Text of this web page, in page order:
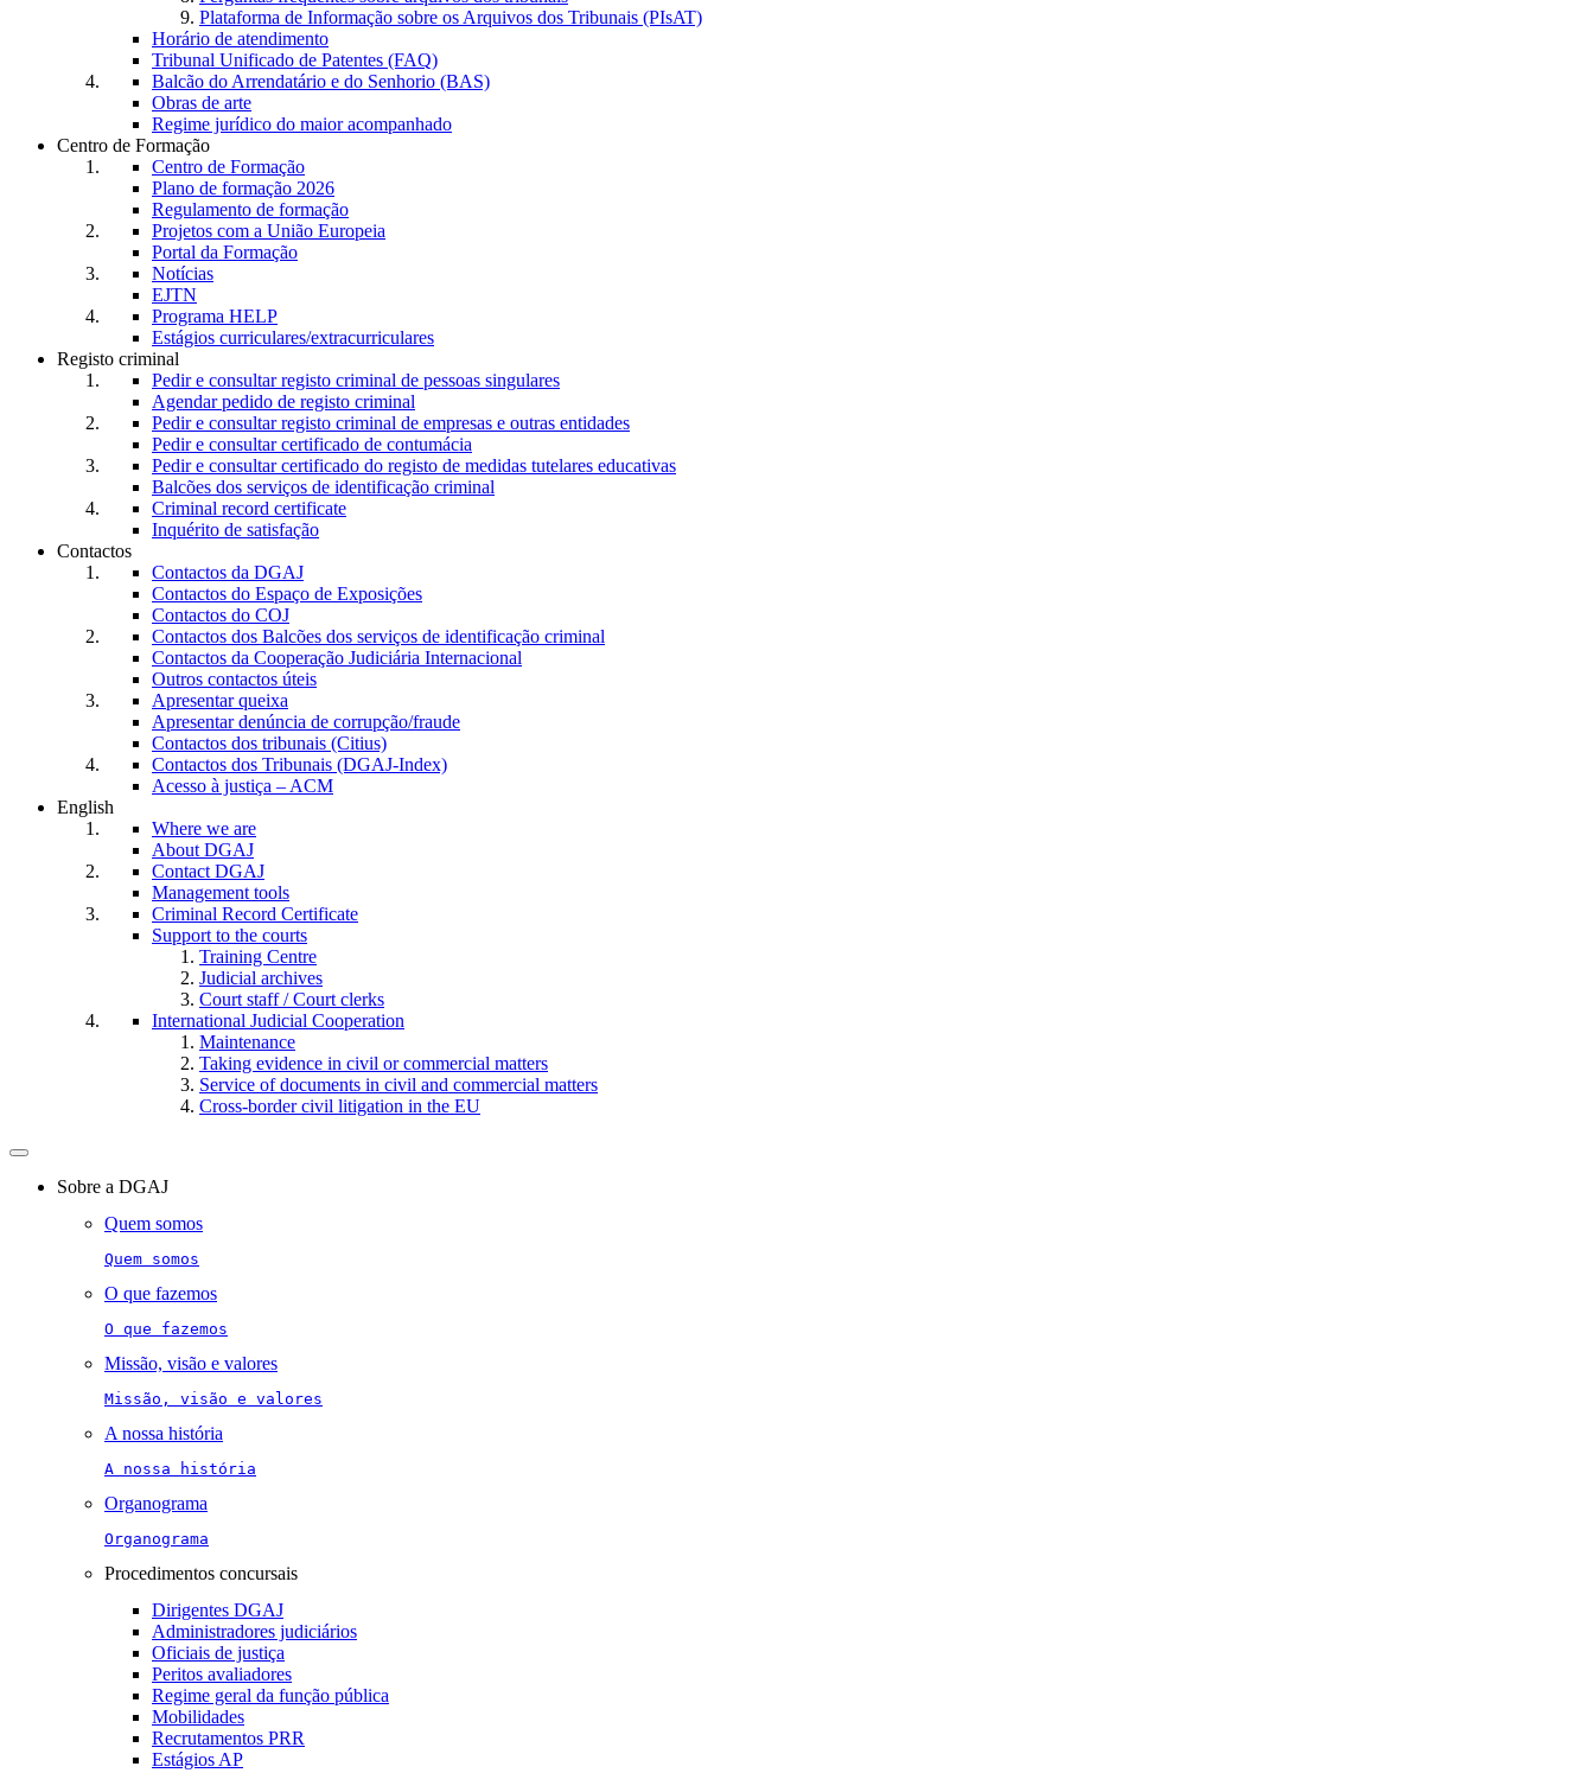
Plataforma de Informação sobre os Arquivos dos Tribunais (PIsAT)
Horário de atendimento
Tribunal Unificado de Patentes (FAQ)
Balcão do Arrendatário e do Senhorio (BAS)
Obras de arte
Regime jurídico do maior acompanhado
Centro de Formação
Centro de Formação
Plano de formação 2026
Regulamento de formação
Projetos com a União Europeia
Portal da Formação
Notícias
EJTN
Programa HELP
Estágios curriculares/extracurriculares
Registo criminal
Pedir e consultar registo criminal de pessoas singulares
Agendar pedido de registo criminal
Pedir e consultar registo criminal de empresas e outras entidades
Pedir e consultar certificado de contumácia
Pedir e consultar certificado do registo de medidas tutelares educativas
Balcões dos serviços de identificação criminal
Criminal record certificate
Inquérito de satisfação
Contactos
Contactos da DGAJ
Contactos do Espaço de Exposições
Contactos do COJ
Contactos dos Balcões dos serviços de identificação criminal
Contactos da Cooperação Judiciária Internacional
Outros contactos úteis
Apresentar queixa
Apresentar denúncia de corrupção/fraude
Contactos dos tribunais (Citius)
Contactos dos Tribunais (DGAJ-Index)
Acesso à justiça – ACM
English
Where we are
About DGAJ
Contact DGAJ
Management tools
Criminal Record Certificate
Support to the courts
Training Centre
Judicial archives
Court staff / Court clerks
International Judicial Cooperation
Maintenance
Taking evidence in civil or commercial matters
Service of documents in civil and commercial matters​​
Cross-border civil litigation in the EU
Toggle
navigationSobre a DGAJ
Quem somos
Quem somos
O que fazemos
O que fazemos
Missão, visão e valores
Missão, visão e valores
A nossa história
A nossa história
Organograma
Organograma
Procedimentos concursais
Dirigentes DGAJ
Administradores judiciários
Oficiais de justiça
Peritos avaliadores
Regime geral da função pública
Mobilidades
Recrutamentos PRR
Estágios AP